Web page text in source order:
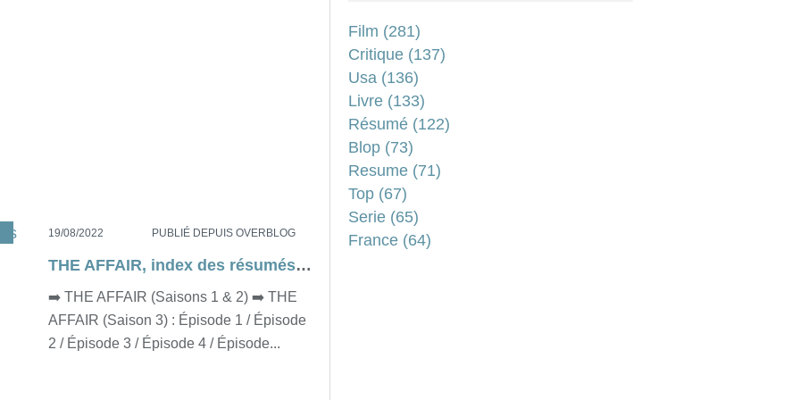
19/08/2022 PUBLIÉ DEPUIS OVERBLOG
THE AFFAIR, index des résumés de la série
➡️ THE AFFAIR (Saisons 1 & 2) ➡️ THE
AFFAIR (Saison 3) : Épisode 1 / Épisode
2 / Épisode 3 / Épisode 4 / Épisode...
Film (281)
Critique (137)
Usa (136)
Livre (133)
Résumé (122)
Blop (73)
Resume (71)
Top (67)
Serie (65)
France (64)